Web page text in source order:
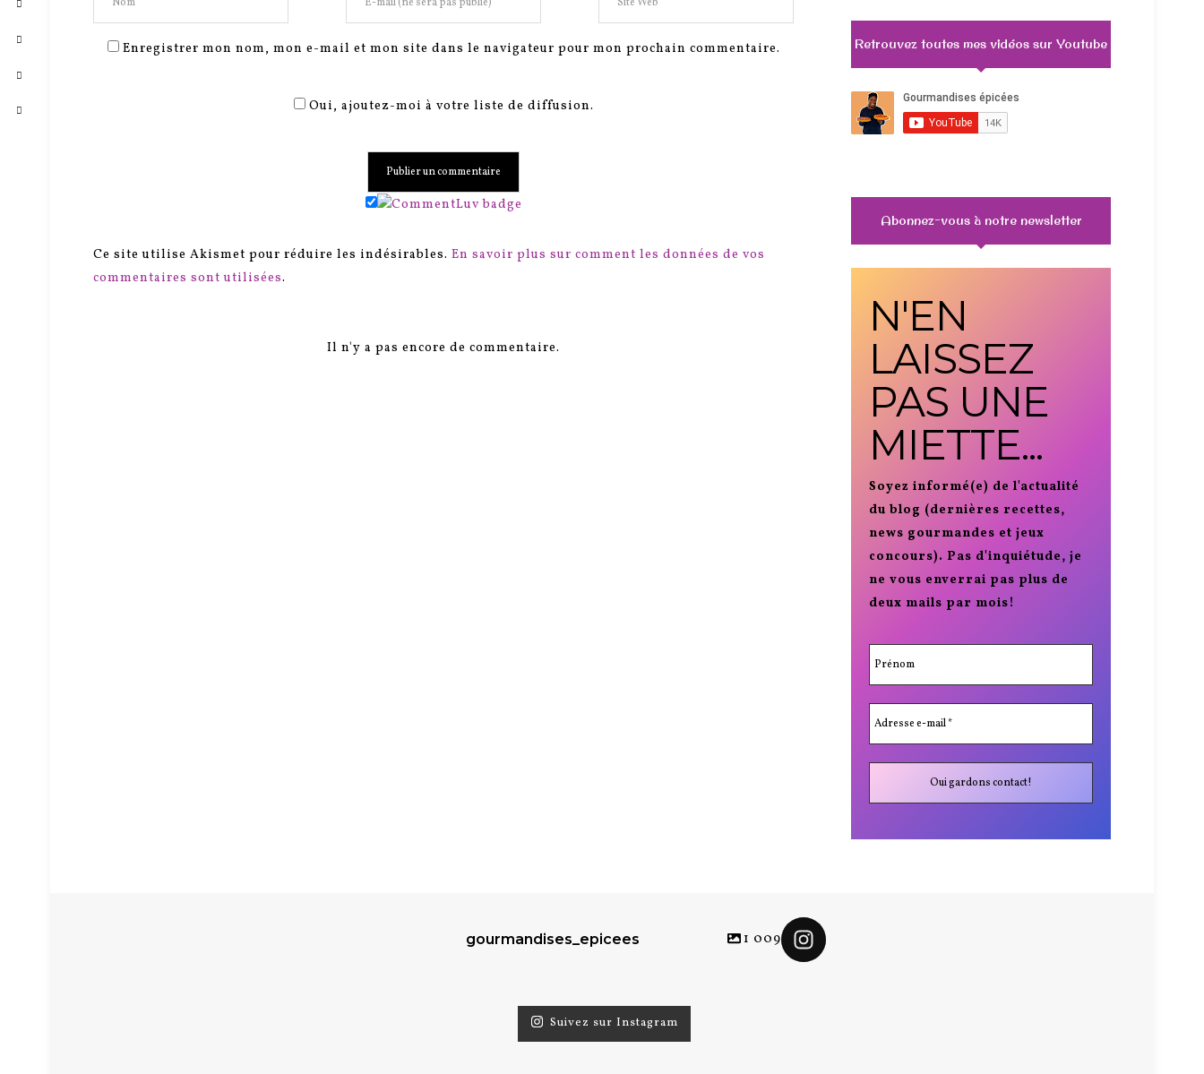
Enregistrer mon nom, mon e-mail et mon site dans le navigateur pour mon prochain commentaire.
Oui, ajoutez-moi à votre liste de diffusion.
Ce site utilise Akismet pour réduire les indésirables. En savoir plus sur comment les données de vos
commentaires sont utilisées.
Il n'y a pas encore de commentaire.
Retrouvez toutes mes vidéos sur Youtube
Abonnez-vous à notre newsletter
N'EN
LAISSEZ
PAS UNE
MIETTE...
Soyez informé(e) de l'actualité
du blog (dernières recettes,
news gourmandes et jeux
concours). Pas d'inquiétude, je
ne vous enverrai pas plus de
deux mails par mois!
gourmandises_epicees 1 009
Suivez sur Instagram